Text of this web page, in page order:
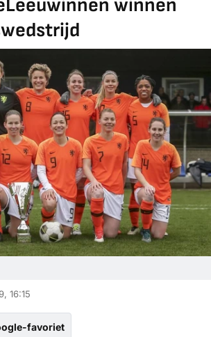
winnen
16:15
favoriet